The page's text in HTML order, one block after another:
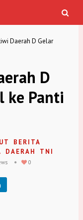
Daerah D Gelar
D
ke Panti
BERITA
DAERAH TNI
0